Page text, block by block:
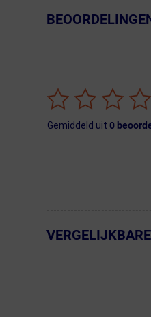
← Terug naar
Gemiddeld uit 0
← Terug naar